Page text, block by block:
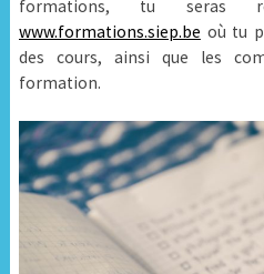
formations, tu seras
www.formations.siep.be où tu
des cours, ainsi que les
formation.